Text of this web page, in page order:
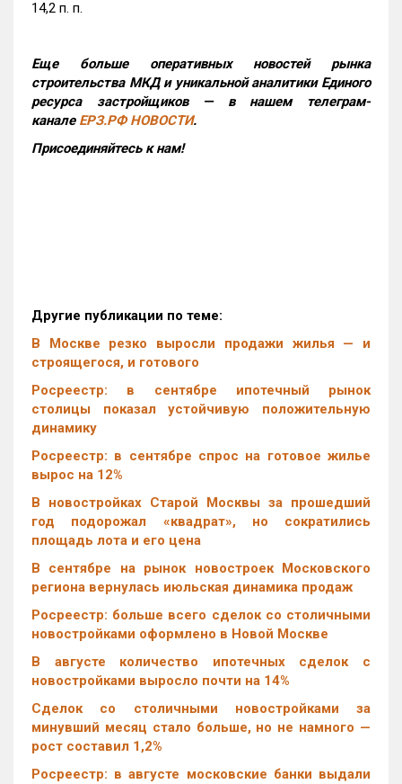
14,2 п. п.
Еще больше оперативных новостей рынка
строительства МКД и уникальной аналитики Единого
ресурса застройщиков — в нашем телеграм-
канале ЕРЗ.РФ НОВОСТИ.
Присоединяйтесь к нам!
Другие публикации по теме:
В Москве резко выросли продажи жилья — и
строящегося, и готового
Росреестр: в сентябре ипотечный рынок
столицы показал устойчивую положительную
динамику
Росреестр: в сентябре спрос на готовое жилье
вырос на 12%
В новостройках Старой Москвы за прошедший
год подорожал «квадрат», но сократились
площадь лота и его цена
В сентябре на рынок новостроек Московского
региона вернулась июльская динамика продаж
Росреестр: больше всего сделок со столичными
новостройками оформлено в Новой Москве
В августе количество ипотечных сделок с
новостройками выросло почти на 14%
Cделок со столичными новостройками за
минувший месяц стало больше, но не намного —
рост составил 1,2%
Росреестр: в августе московские банки выдали